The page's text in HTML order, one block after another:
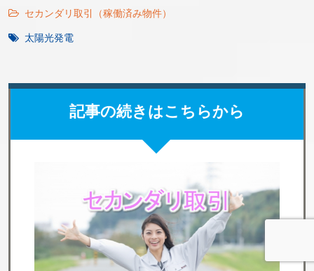
セカンダリ取引（稼働済み物件）
太陽光発電
記事の続きはこちらから